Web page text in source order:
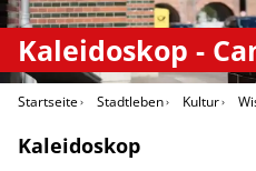
Kaleidoskop -
Startseite Stadtleben Kultur
Kaleidoskop